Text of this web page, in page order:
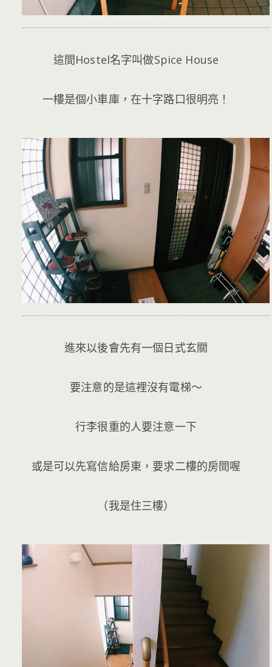
這間Hostel名字叫做Spice House
一樓是個小車庫，在十字路口很明亮！
進來以後會先有一個日式玄關
要注意的是這裡沒有電梯～
行李很重的人要注意一下
或是可以先寫信給房東，要求二樓的房間喔
（我是住三樓）